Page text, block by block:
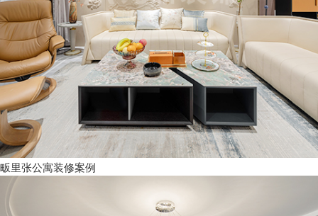
畈里张公寓装修案例